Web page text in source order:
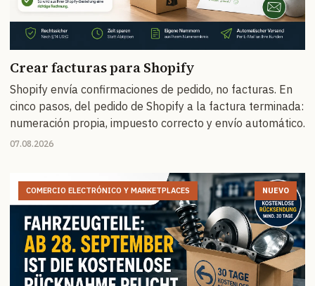
Crear facturas para Shopify
Shopify envía confirmaciones de pedido, no facturas. En
cinco pasos, del pedido de Shopify a la factura terminada:
numeración propia, impuesto correcto y envío automático.
07.08.2026
COMERCIO ELECTRÓNICO Y MARKETPLACES NUEVO